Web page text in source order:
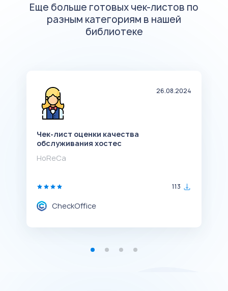
Еще больше готовых чек-листов по
разным категориям в нашей
библиотеке
26.08.2024
Чек-лист оценки качества
обслуживания хостес
HoReCa
113
CheckOffice